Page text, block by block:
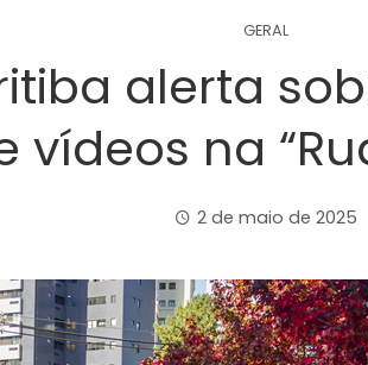
GERAL
alerta
vídeos na
2 de maio de 2025